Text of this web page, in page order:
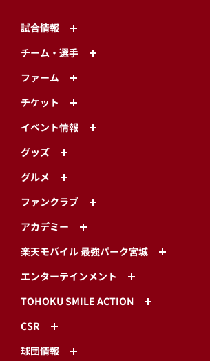
試合情報
チーム・選手
ファーム
チケット
イベント情報
グッズ
グルメ
ファンクラブ
アカデミー
楽天モバイル 最強パーク宮城
エンターテインメント
TOHOKU SMILE ACTION
CSR
球団情報